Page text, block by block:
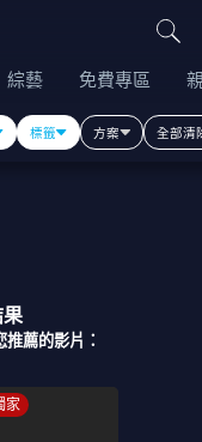
綜藝 免費專區
標籤 方案 全部清
薦的影片：
家